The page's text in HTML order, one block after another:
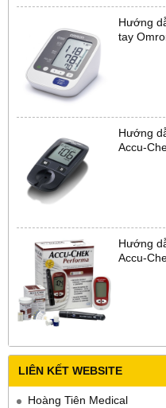
Hướng
tay
Hướng
Accu-
Hướng
Accu-
LIÊN KẾT WEBSITE
Hoàng Tiên Medical